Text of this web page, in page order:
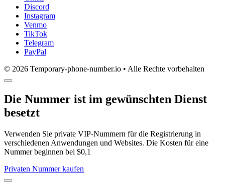
Discord
Instagram
Venmo
TikTok
Telegram
PayPal
© 2026 Temporary-phone-number.io • Alle Rechte vorbehalten
Die Nummer ist im gewünschten Dienst
besetzt
Verwenden Sie private VIP-Nummern für die Registrierung in
verschiedenen Anwendungen und Websites. Die Kosten für eine
Nummer beginnen bei $0,1
Privaten Nummer kaufen